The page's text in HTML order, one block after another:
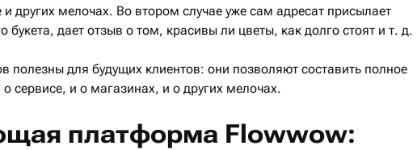
и других мелочах. Во втором случае уже сам адресат присылает
букета, дает отзыв о том, красивы ли цветы, как долго стоят и т. д.
полезны для будущих клиентов: они позволяют составить полное
о сервисе, и о магазинах, и о других мелочах.
платформа Flowwow: